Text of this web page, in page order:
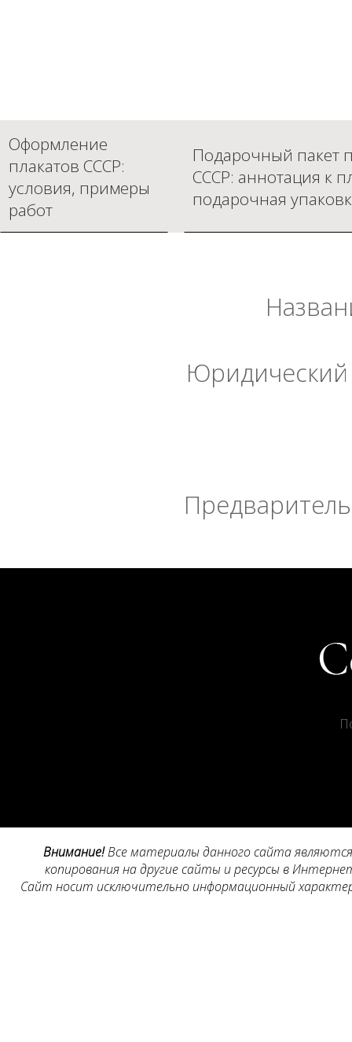
Оформление
плакатов СССР:
условия, примеры
работ
Подарочный пакет
СССР: аннотация к
подарочная
Внимание!Все материалы данного сайта
копирования на другие сайты и ресурсы в
Сайт носит исключительно информационный